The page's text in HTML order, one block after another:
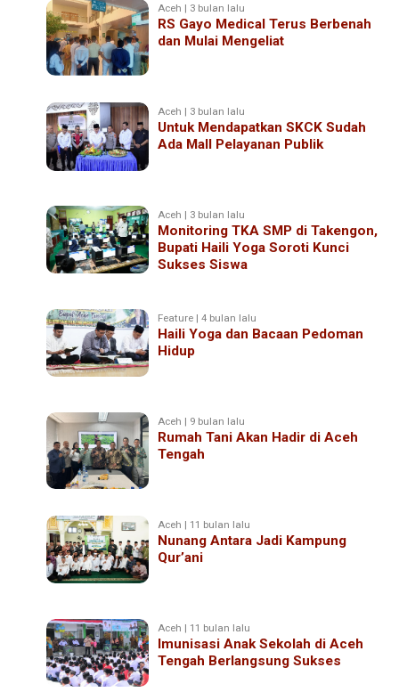
Aceh | 3 bulan lalu
RS Gayo Medical Terus Berbenah
dan Mulai Mengeliat
Aceh | 3 bulan lalu
Untuk Mendapatkan SKCK Sudah
Ada Mall Pelayanan Publik
Aceh | 3 bulan lalu
Monitoring TKA SMP di Takengon,
Bupati Haili Yoga Soroti Kunci
Sukses Siswa
Feature | 4 bulan lalu
Haili Yoga dan Bacaan Pedoman
Hidup
Aceh | 9 bulan lalu
Rumah Tani Akan Hadir di Aceh
Tengah
Aceh | 11 bulan lalu
Nunang Antara Jadi Kampung
Qur’ani
Aceh | 11 bulan lalu
Imunisasi Anak Sekolah di Aceh
Tengah Berlangsung Sukses